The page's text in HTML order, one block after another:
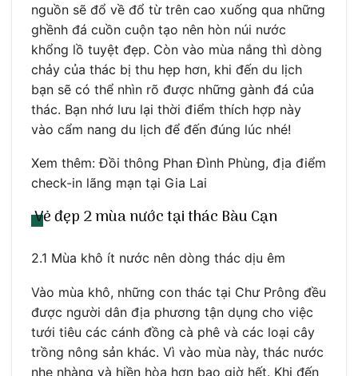
nguồn sẽ đổ về đổ từ trên cao xuống qua những
ghềnh đá cuồn cuộn tạo nên hòn núi nước
khổng lồ tuyệt đẹp. Còn vào mùa nắng thì dòng
chảy của thác bị thu hẹp hơn, khi đến du lịch
bạn sẽ có thể nhìn rõ được những gành đá của
thác. Bạn nhớ lưu lại thời điểm thích hợp này
vào cẩm nang du lịch để đến đúng lúc nhé!
Xem thêm: Đồi thông Phan Đình Phùng, địa điểm
check-in lãng mạn tại Gia Lai
Vẻ đẹp 2 mùa nước tại thác Bàu Cạn
2.1 Mùa khô ít nước nên dòng thác dịu êm
Vào mùa khô, những con thác tại Chư Prông đều
được người dân địa phương tận dụng cho việc
tưới tiêu các cánh đồng cà phê và các loại cây
trồng nông sản khác. Vì vào mùa này, thác nước
nhẹ nhàng và hiền hòa hơn bao giờ hết. Khi đến